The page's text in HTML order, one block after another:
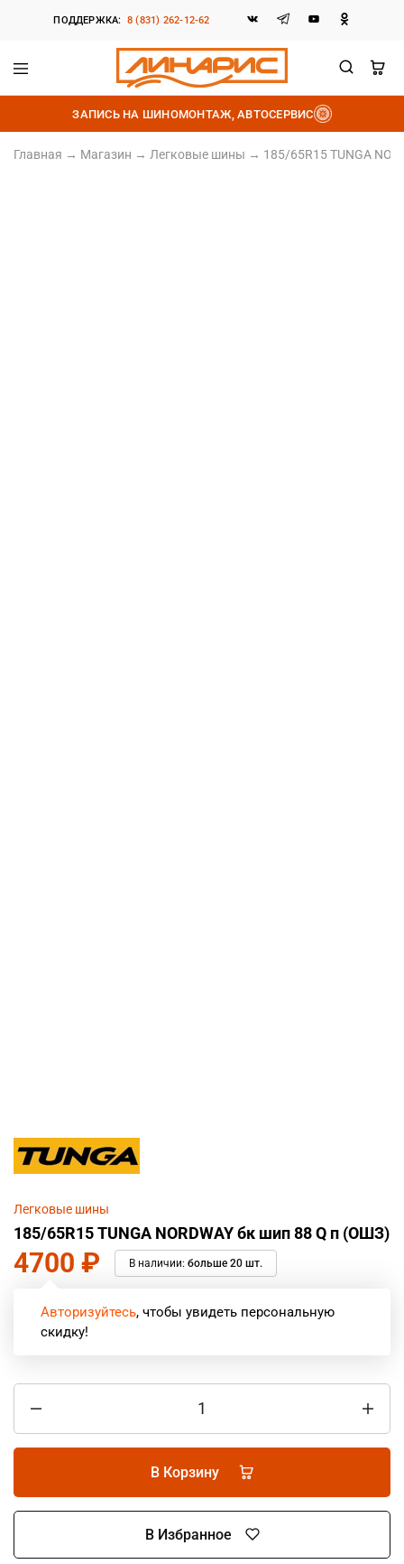
ПОДДЕРЖКА: 8 (831) 262-12-62
Линарис
Продажа
шин,
дисков
и
аккумуляторов
ЗАПИСЬ НА ШИНОМОНТАЖ, АВТОСЕРВИС
Главная → Магазин → Легковые шины → 185/65R15 TUNGA
Легковые шины
185/65R15 TUNGA NORDWAY бк шип 88 Q п (ОШЗ)
4700 ₽ В наличии: больше 20 шт.
Авторизуйтесь, чтобы увидеть персональную
скидку!
В Корзину
В Избранное